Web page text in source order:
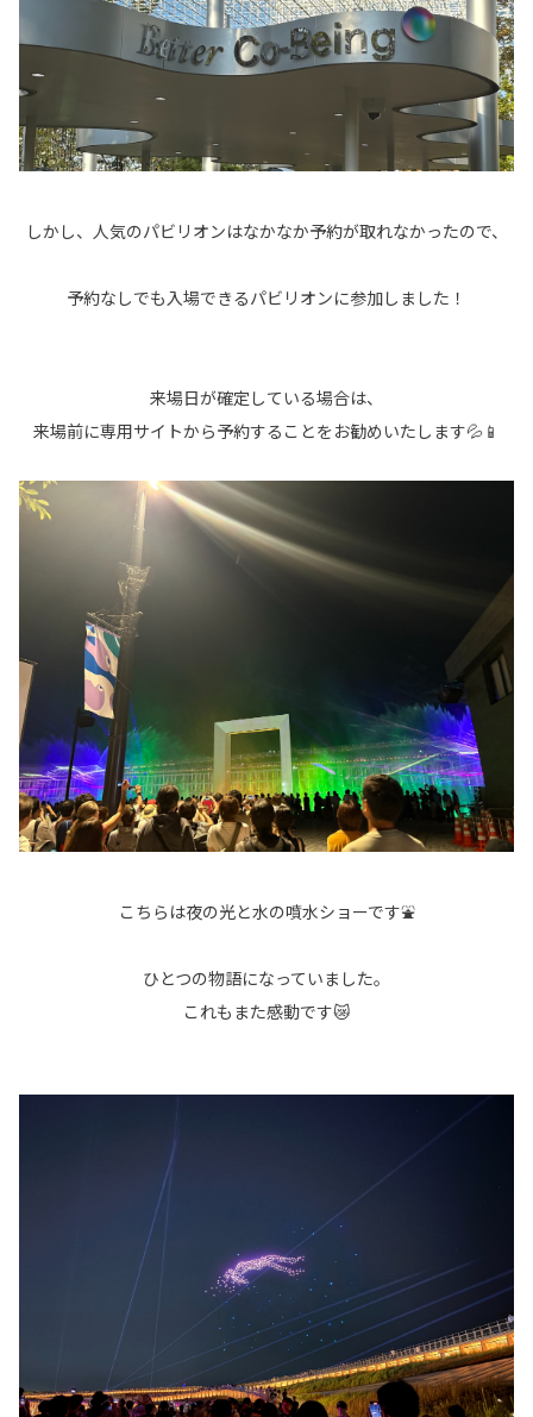
しかし、人気のパビリオンはなかなか予約が取れなかったので、
予約なしでも入場できるパビリオンに参加しました！
来場日が確定している場合は、
来場前に専用サイトから予約することをお勧めいたします💦📱
こちらは夜の光と水の噴水ショーです⛲
ひとつの物語になっていました。
これもまた感動です😿